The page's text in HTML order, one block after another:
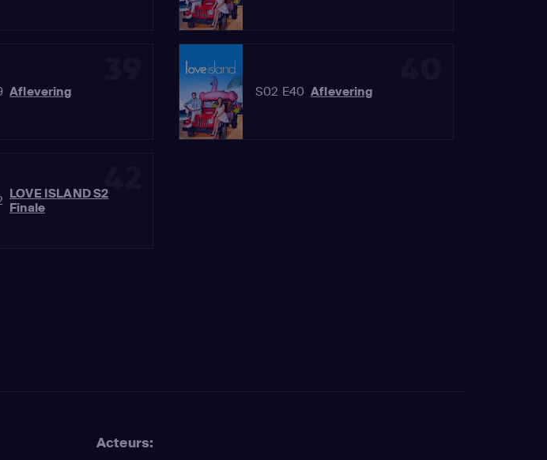
Aflevering S02 E40 Aflevering
42
LOVE ISLAND S2
Finale
Acteurs: